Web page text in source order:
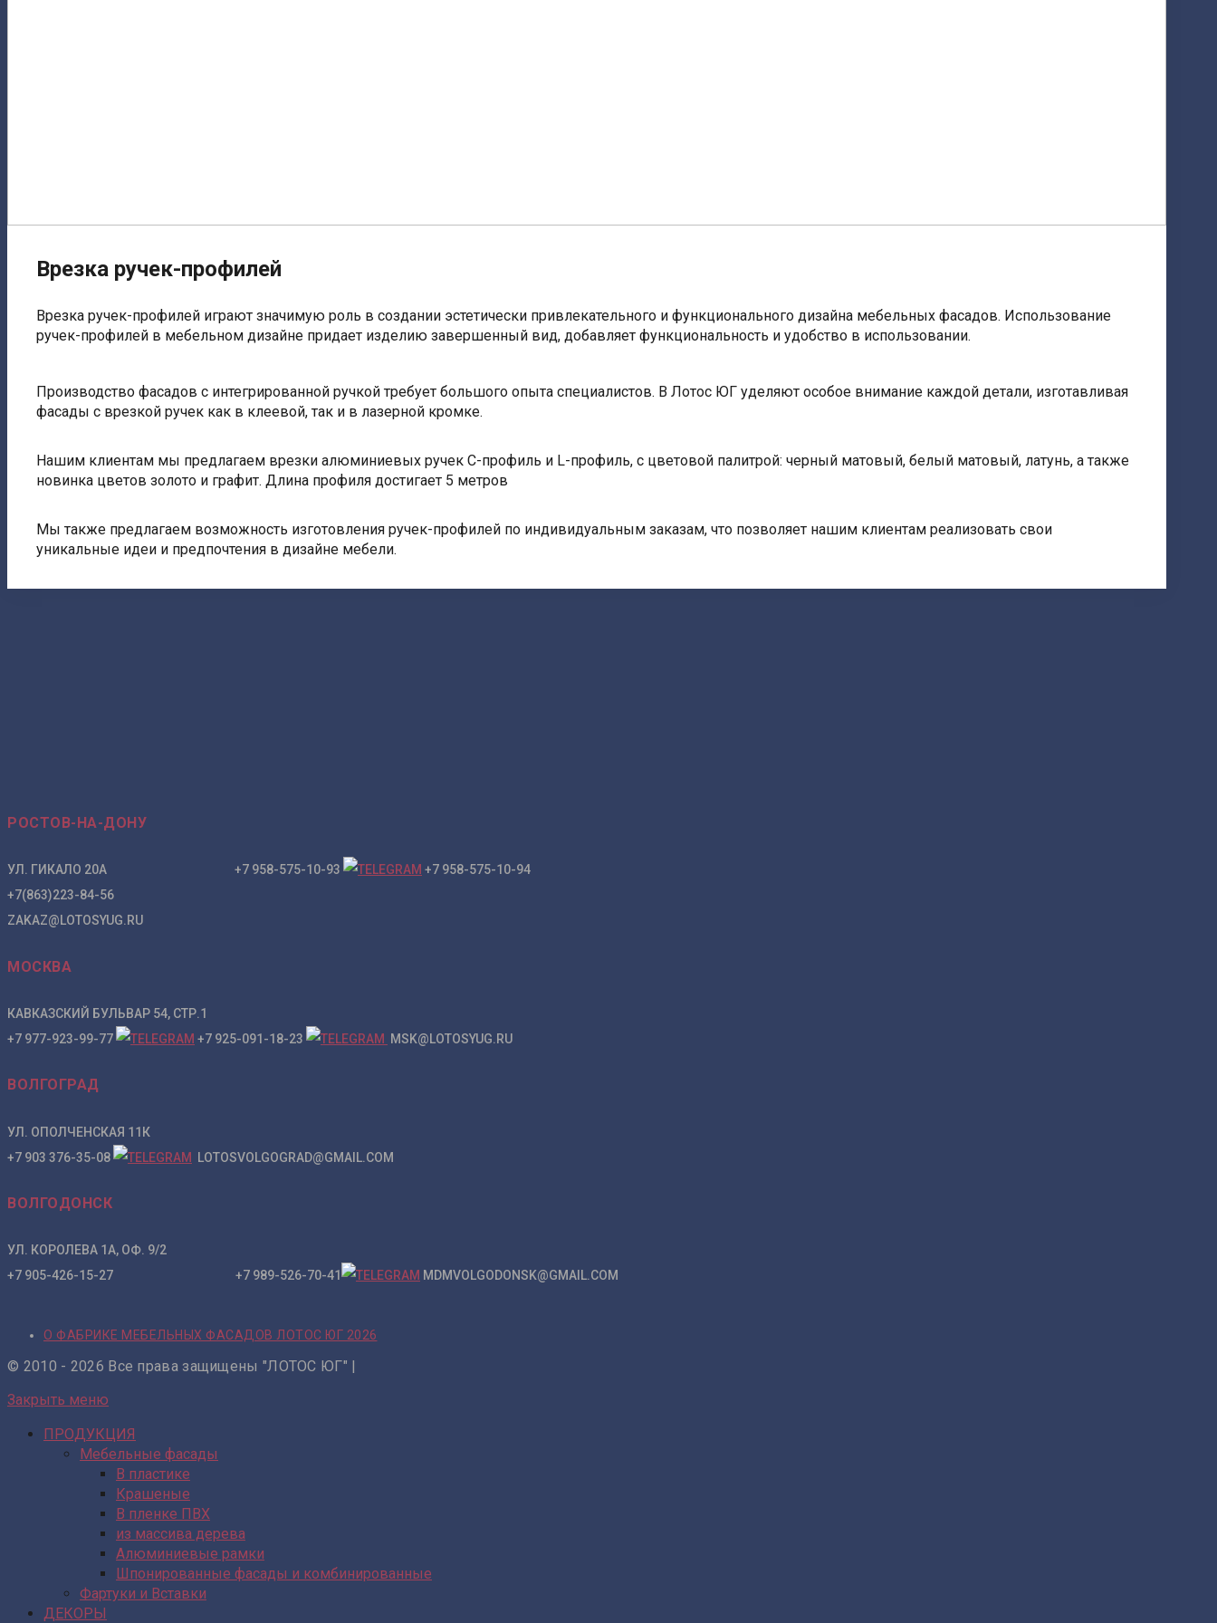
Врезка ручек-профилей
Врезка ручек-профилей играют значимую роль в создании эстетически привлекательного и функционального дизайна мебельных фасадов. Использование
ручек-профилей в мебельном дизайне придает изделию завершенный вид, добавляет функциональность и удобство в использовании.
Производство фасадов с интегрированной ручкой требует большого опыта специалистов. В Лотос ЮГ уделяют особое внимание каждой детали, изготавливая
фасады с врезкой ручек как в клеевой, так и в лазерной кромке.
Нашим клиентам мы предлагаем врезки алюминиевых ручек С-профиль и L-профиль, с цветовой палитрой: черный матовый, белый матовый, латунь, а также
новинка цветов золото и графит. Длина профиля достигает 5 метров
Мы также предлагаем возможность изготовления ручек-профилей по индивидуальным заказам, что позволяет нашим клиентам реализовать свои
уникальные идеи и предпочтения в дизайне мебели.
РОСТОВ-НА-ДОНУ
УЛ. ГИКАЛО 20А +7 958-575-10-93
+7 958-575-10-94
+7(863)223-84-56
ZAKAZ@LOTOSYUG.RU
МОСКВА
КАВКАЗСКИЙ БУЛЬВАР 54, СТР.1
+7 977-923-99-77
+7 925-091-18-23 MSK@LOTOSYUG.RU
ВОЛГОГРАД
УЛ. ОПОЛЧЕНСКАЯ 11К
+7 903 376-35-08
LOTOSVOLGOGRAD@GMAIL.COM
ВОЛГОДОНСК
УЛ. КОРОЛЕВА 1А, ОФ. 9/2
+7 905-426-15-27 +7 989-526-70-41
MDMVOLGODONSK@GMAIL.COM
О ФАБРИКЕ МЕБЕЛЬНЫХ ФАСАДОВ ЛОТОС ЮГ 2026
© 2010 - 2026 Все права защищены "ЛОТОС ЮГ" |
Закрыть меню
ПРОДУКЦИЯ
Мебельные фасады
В пластике
Крашеные
В пленке ПВХ
из массива дерева
Алюминиевые рамки
Шпонированные фасады и комбинированные
Фартуки и Вставки
ДЕКОРЫ